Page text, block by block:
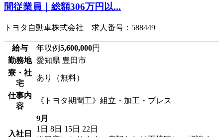
間従業員｜総額306万円以...
トヨタ自動車株式会社 求人番号：588449
給与 年収例5,600,000円
勤務地 愛知県 豊田市
寮・社
宅
あり（無料）
仕事内
容
《トヨタ期間工》組立・加工・プレス
入社日
9月
1日 8日 15日 22日